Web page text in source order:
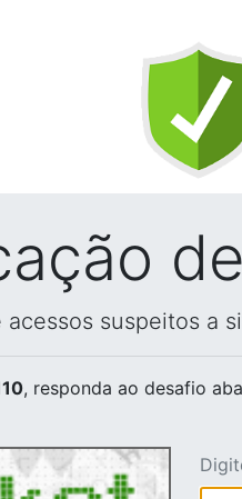
suspeitos a
, responda ao desafio